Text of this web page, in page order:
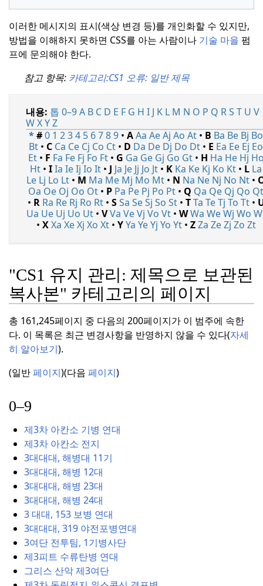
이러한 메시지의 표시(색상 변경 등)를 개인화할 수 있지만,
방법을 이해하지 못하면 CSS를 아는 사람이나 기술 마을 펌
프에 문의해야 한다.
참고 항목: 카테고리:CS1 오류: 일반 제목
내용: 톱 0–9A B C D E F G H I J K L M N O P Q RS T U V
WXYZ
*#0 1 234 5 6789 •AAa AeAj Ao At • B Ba Be Bj Bo
Bt • C Ca Ce Cj Co Ct • D Da De Dj Do Dt • E Ea Ee Ej Eo
Et• F Fa Fe Fj Fo Ft• G Ga Ge Gj Go Gt• H Ha He Hj
Ht •IIa IeIj Io It • J Ja Je Jj Jo Jt • K Ka Ke Kj Ko Kt • L La
Le Lj Lo Lt • M Ma Me Mj Mo Mt • N Na Ne Nj No Nt •
Oa Oe Oj Oo Ot • P Pa Pe Pj Po Pt • Q Qa Qe Qj Qo
• R Ra Re Rj Ro Rt• SSa SeSj So St• TTa TeTj To Tt•
Ua Ue Uj Uo Ut• VVa VeVj Vo Vt• WWa WeWj Wo
• XXa XeXj Xo Xt• YYa YeYj Yo Yt• ZZa ZeZj Zo Zt
"CS1 유지 관리: 제목으로 보관된
복사본" 카테고리의 페이지
총 161,245페이지 중 다음의 200페이지가 이 범주에 속한
다. 이 목록은 최근 변경사항을 반영하지 않을 수 있다(자세
히 알아보기).
(일반페이지)(다음 페이지)
0–9
제3차 아칸소 기병 연대
제3차 아칸소 전지
3대대대, 해병대 11기
3대대대, 해병 12대
3대대대, 해병 23대
3대대대, 해병 24대
3 대대, 153 보병 연대
3대대대, 319 야전포병연대
3여단 전투팀, 1기병사단
제3피트 수류탄병 연대
그리스 산악 제3여단